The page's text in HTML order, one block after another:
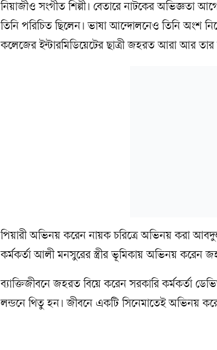
নিয়াজীও সংগীত শিল্পী। বেতারে নাটকের
তিনি পরিচিত ছিলেন। ভাষা আন্দোলনেও তিনি অংশ
কলেজের ইন্টারমিডিয়েটের ছাত্রী জহরত আরা আর তার
পিয়ারী অভিনয় করেন নায়ক চরিত্রে অভিনয় করা
কর্মকর্তা আলী মনসুরের স্ত্রীর ভূমিকায় অভিনয় করেন
ব্যাক্তিজীবনে জহরত বিয়ে করেন সরকারি কর্মকর্তা
লন্ডনে থিতু হন। জীবনে একটি সিনেমাতেই অভিনয়